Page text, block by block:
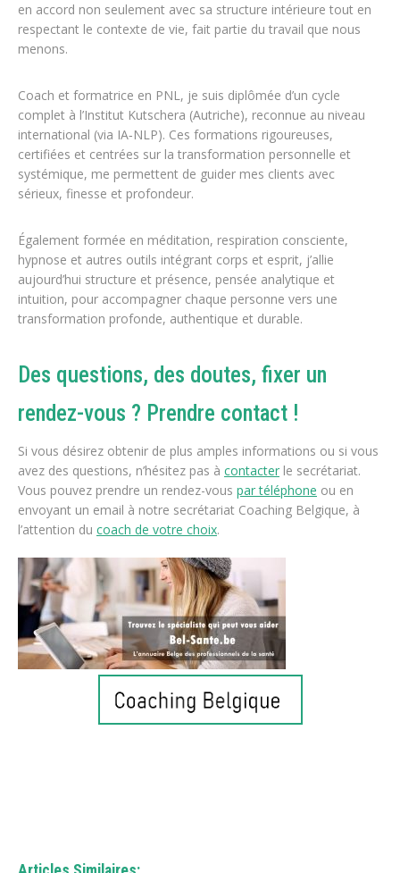
en accord non seulement avec sa structure intérieure tout en
respectant le contexte de vie, fait partie du travail que nous
menons.
Coach et formatrice en PNL, je suis diplômée d’un cycle
complet à l’Institut Kutschera (Autriche), reconnue au niveau
international (via IA‑NLP). Ces formations rigoureuses,
certifiées et centrées sur la transformation personnelle et
systémique, me permettent de guider mes clients avec
sérieux, finesse et profondeur.
Également formée en méditation, respiration consciente,
hypnose et autres outils intégrant corps et esprit, j’allie
aujourd’hui structure et présence, pensée analytique et
intuition, pour accompagner chaque personne vers une
transformation profonde, authentique et durable.
Des questions, des doutes, fixer un
rendez-vous ? Prendre contact !
Si vous désirez obtenir de plus amples informations ou si vous
avez des questions, n’hésitez pas à contacter le secrétariat.
Vous pouvez prendre un rendez-vous par téléphone ou en
envoyant un email à notre secrétariat Coaching Belgique, à
l’attention du coach de votre choix.